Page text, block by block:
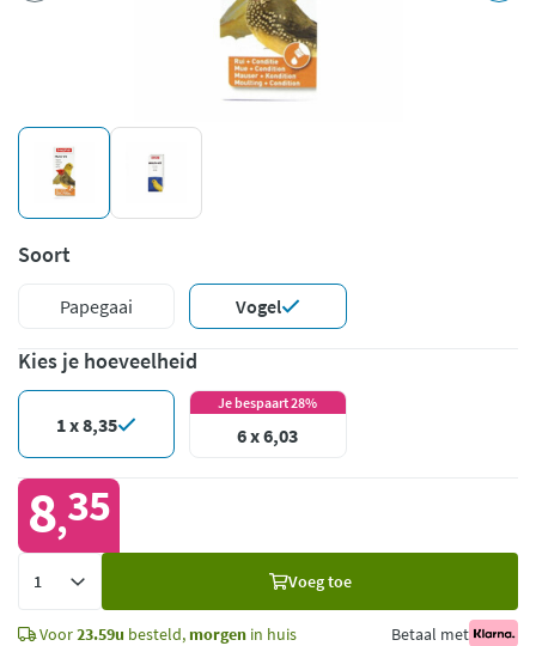
Soort
Papegaai Vogel
Kies je hoeveelheid
1 x 8,35
Je bespaart 28%
6 x 6,03
8,35
Voeg toe
Voor23.59u besteld, morgen in huis Betaal met